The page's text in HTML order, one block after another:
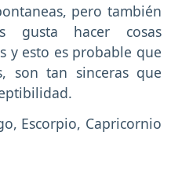
pero también
gusta hacer cosas
y esto es probable que
son tan sinceras que
Escorpio, Capricornio